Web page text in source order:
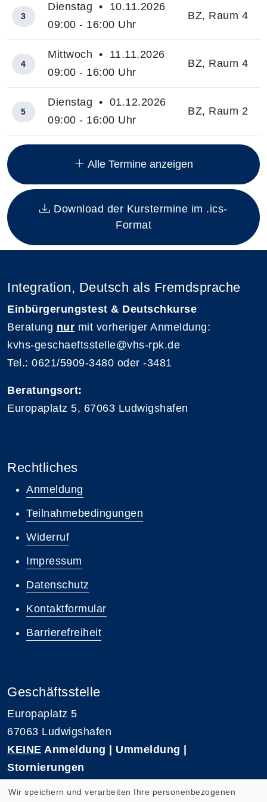
Insgesamt gibt es 20 Termine zum diesen Kurs
3
Dienstag • 10.11.2026
09:00 - 16:00 Uhr
BZ, Raum 4
4
Mittwoch • 11.11.2026
09:00 - 16:00 Uhr
BZ, Raum 4
5
Dienstag • 01.12.2026
09:00 - 16:00 Uhr
BZ, Raum 2
Alle Termine anzeigen
Download der Kurstermine im .ics-
Format
Integration, Deutsch als Fremdsprache
Einbürgerungstest & Deutschkurse
Beratung nur mit vorheriger Anmeldung:
kvhs-geschaeftsstelle@vhs-rpk.de
Tel.: 0621/5909-3480 oder -3481
Beratungsort:
Europaplatz 5, 67063 Ludwigshafen
Rechtliches
Anmeldung
Teilnahmebedingungen
Widerruf
Impressum
Datenschutz
Kontaktformular
Barrierefreiheit
Geschäftsstelle
Europaplatz 5
67063 Ludwigshafen
KEINE Anmeldung | Ummeldung |
Stornierungen
Wir speichern und verarbeiten Ihre personenbezogenen